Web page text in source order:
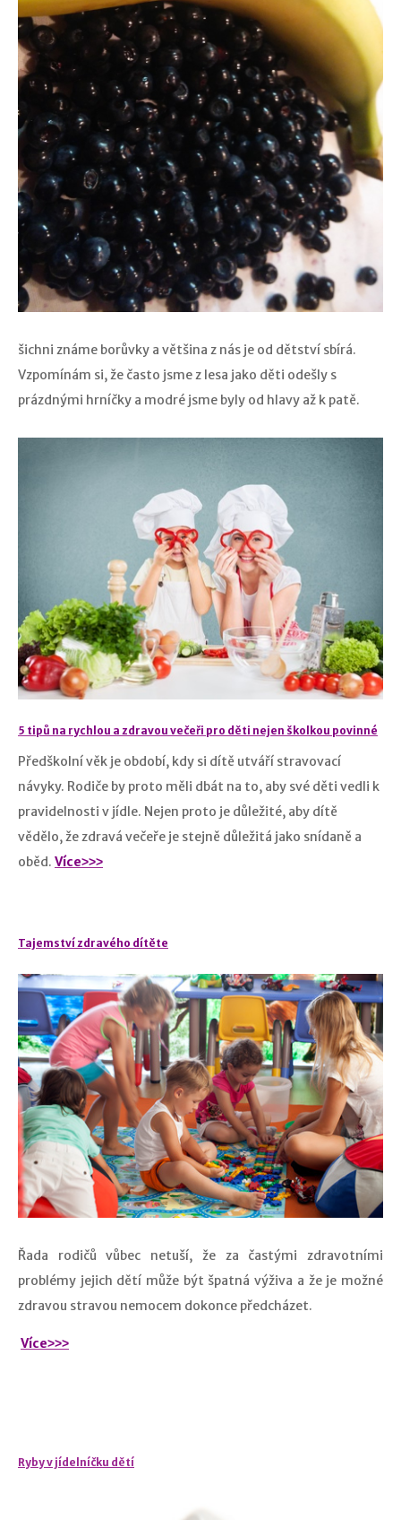
šichni známe borůvky a většina z nás je od dětství sbírá.
Vzpomínám si, že často jsme z lesa jako děti odešly s
prázdnými hrníčky a modré jsme byly od hlavy až k patě.
5 tipů na rychlou a zdravou večeři pro děti nejen školkou povinné
Předškolní věk je období, kdy si dítě utváří stravovací
návyky. Rodiče by proto měli dbát na to, aby své děti vedli k
pravidelnosti v jídle. Nejen proto je důležité, aby dítě
vědělo, že zdravá večeře je stejně důležitá jako snídaně a
oběd. Více˃˃˃
Tajemství zdravého dítěte
Řada rodičů vůbec netuší, že za častými zdravotními
problémy jejich dětí může být špatná výživa a že je možné
zdravou stravou nemocem dokonce předcházet.
Více˃˃˃
Ryby v jídelníčku dětí